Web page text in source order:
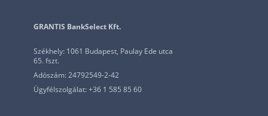
GRANTIS BankSelect Kft.
Székhely: 1061 Budapest, Paulay Ede utca
65. fszt.
Adószám: 24792549-2-42
Ügyfélszolgálat: +36 1 585 85 60